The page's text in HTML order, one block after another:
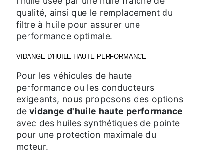
qualité, ainsi que le remplacement du
filtre à huile pour assurer une
performance optimale.
VIDANGE D'HUILE HAUTE PERFORMANCE
Pour les véhicules de haute
performance ou les conducteurs
exigeants, nous proposons des options
devidange d'huile haute performance
avec des huiles synthétiques de pointe
pour une protection maximale du
moteur.